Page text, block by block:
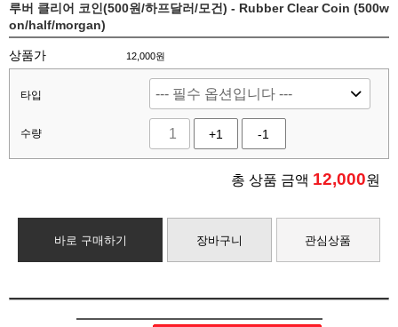
루버 클리어 코인(500원/하프달러/모건) - Rubber Clear Coin (500w
on/half/morgan)
상품가 12,000원
타입
수량 +1 -1
총 상품 금액 12,000원
바로 구매하기 장바구니 관심상품